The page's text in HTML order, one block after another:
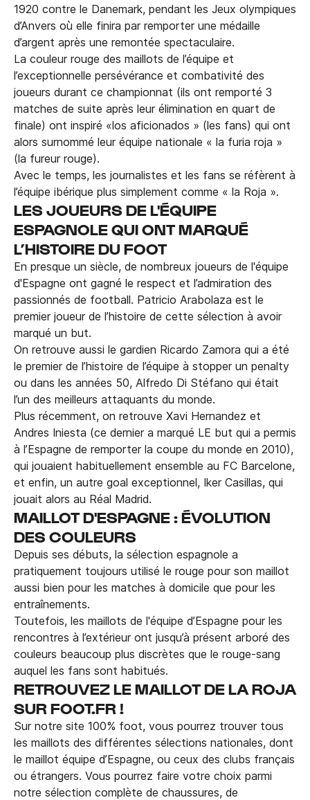
1920 contre le Danemark, pendant les Jeux olympiques
d’Anvers où elle finira par remporter une médaille
d’argent après une remontée spectaculaire.
La couleur rouge des maillots de l’équipe et
l’exceptionnelle persévérance et combativité des
joueurs durant ce championnat (ils ont remporté 3
matches de suite après leur élimination en quart de
finale) ont inspiré «los aficionados » (les fans) qui ont
alors surnommé leur équipe nationale « la furia roja »
(la fureur rouge).
Avec le temps, les journalistes et les fans se réfèrent à
l’équipe ibérique plus simplement comme « la Roja ».
LES JOUEURS DE L'ÉQUIPE
ESPAGNOLE QUI ONT MARQUÉ
L’HISTOIRE DU FOOT
En presque un siècle, de nombreux joueurs de l'équipe
d'Espagne ont gagné le respect et l’admiration des
passionnés de football. Patricio Arabolaza est le
premier joueur de l’histoire de cette sélection à avoir
marqué un but.
On retrouve aussi le gardien Ricardo Zamora qui a été
le premier de l’histoire de l’équipe à stopper un penalty
ou dans les années 50, Alfredo Di Stéfano qui était
l’un des meilleurs attaquants du monde.
Plus récemment, on retrouve Xavi Hernandez et
Andres Iniesta (ce dernier a marqué LE but qui a permis
à l’Espagne de remporter la coupe du monde en 2010),
qui jouaient habituellement ensemble au FC Barcelone,
et enfin, un autre goal exceptionnel, Iker Casillas, qui
jouait alors au Réal Madrid.
MAILLOT D'ESPAGNE : ÉVOLUTION
DES COULEURS
Depuis ses débuts, la sélection espagnole a
pratiquement toujours utilisé le rouge pour son maillot
aussi bien pour les matches à domicile que pour les
entraînements.
Toutefois, les maillots de l'équipe d’Espagne pour les
rencontres à l’extérieur ont jusqu’à présent arboré des
couleurs beaucoup plus discrètes que le rouge-sang
auquel les fans sont habitués.
RETROUVEZ LE MAILLOT DE LA ROJA
SUR FOOT.FR !
Sur notre site 100% foot, vous pourrez trouver tous
les maillots des différentes sélections nationales, dont
le maillot équipe d’Espagne, ou ceux des clubs français
ou étrangers. Vous pourrez faire votre choix parmi
notre sélection complète de chaussures, de